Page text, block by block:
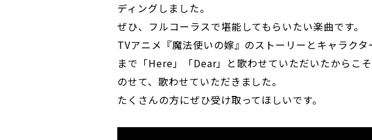
ディングしました。
ぜひ、フルコーラスで堪能してもらいたい楽曲です。
TVアニメ『魔法使いの嫁』のストーリーとキャラク
まで「Here」「Dear」と歌わせていただいたからこ
のせて、歌わせていただきました。
たくさんの方にぜひ受け取ってほしいです。